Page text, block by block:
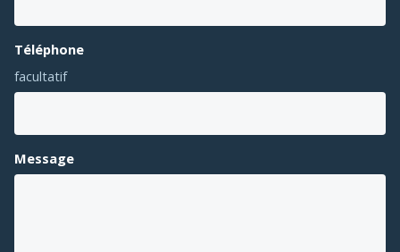
Téléphone
facultatif
Message